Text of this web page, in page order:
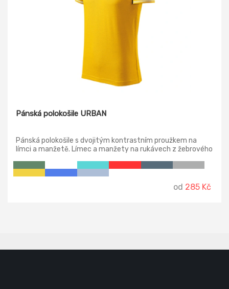
Pánská polokošile URBAN
Pánská polokošile s dvojitým kontrastním proužkem na
límci a manžetě. Límec a manžety na rukávech z žebrového
páskou z vrchového materiálu.
od 285 Kč